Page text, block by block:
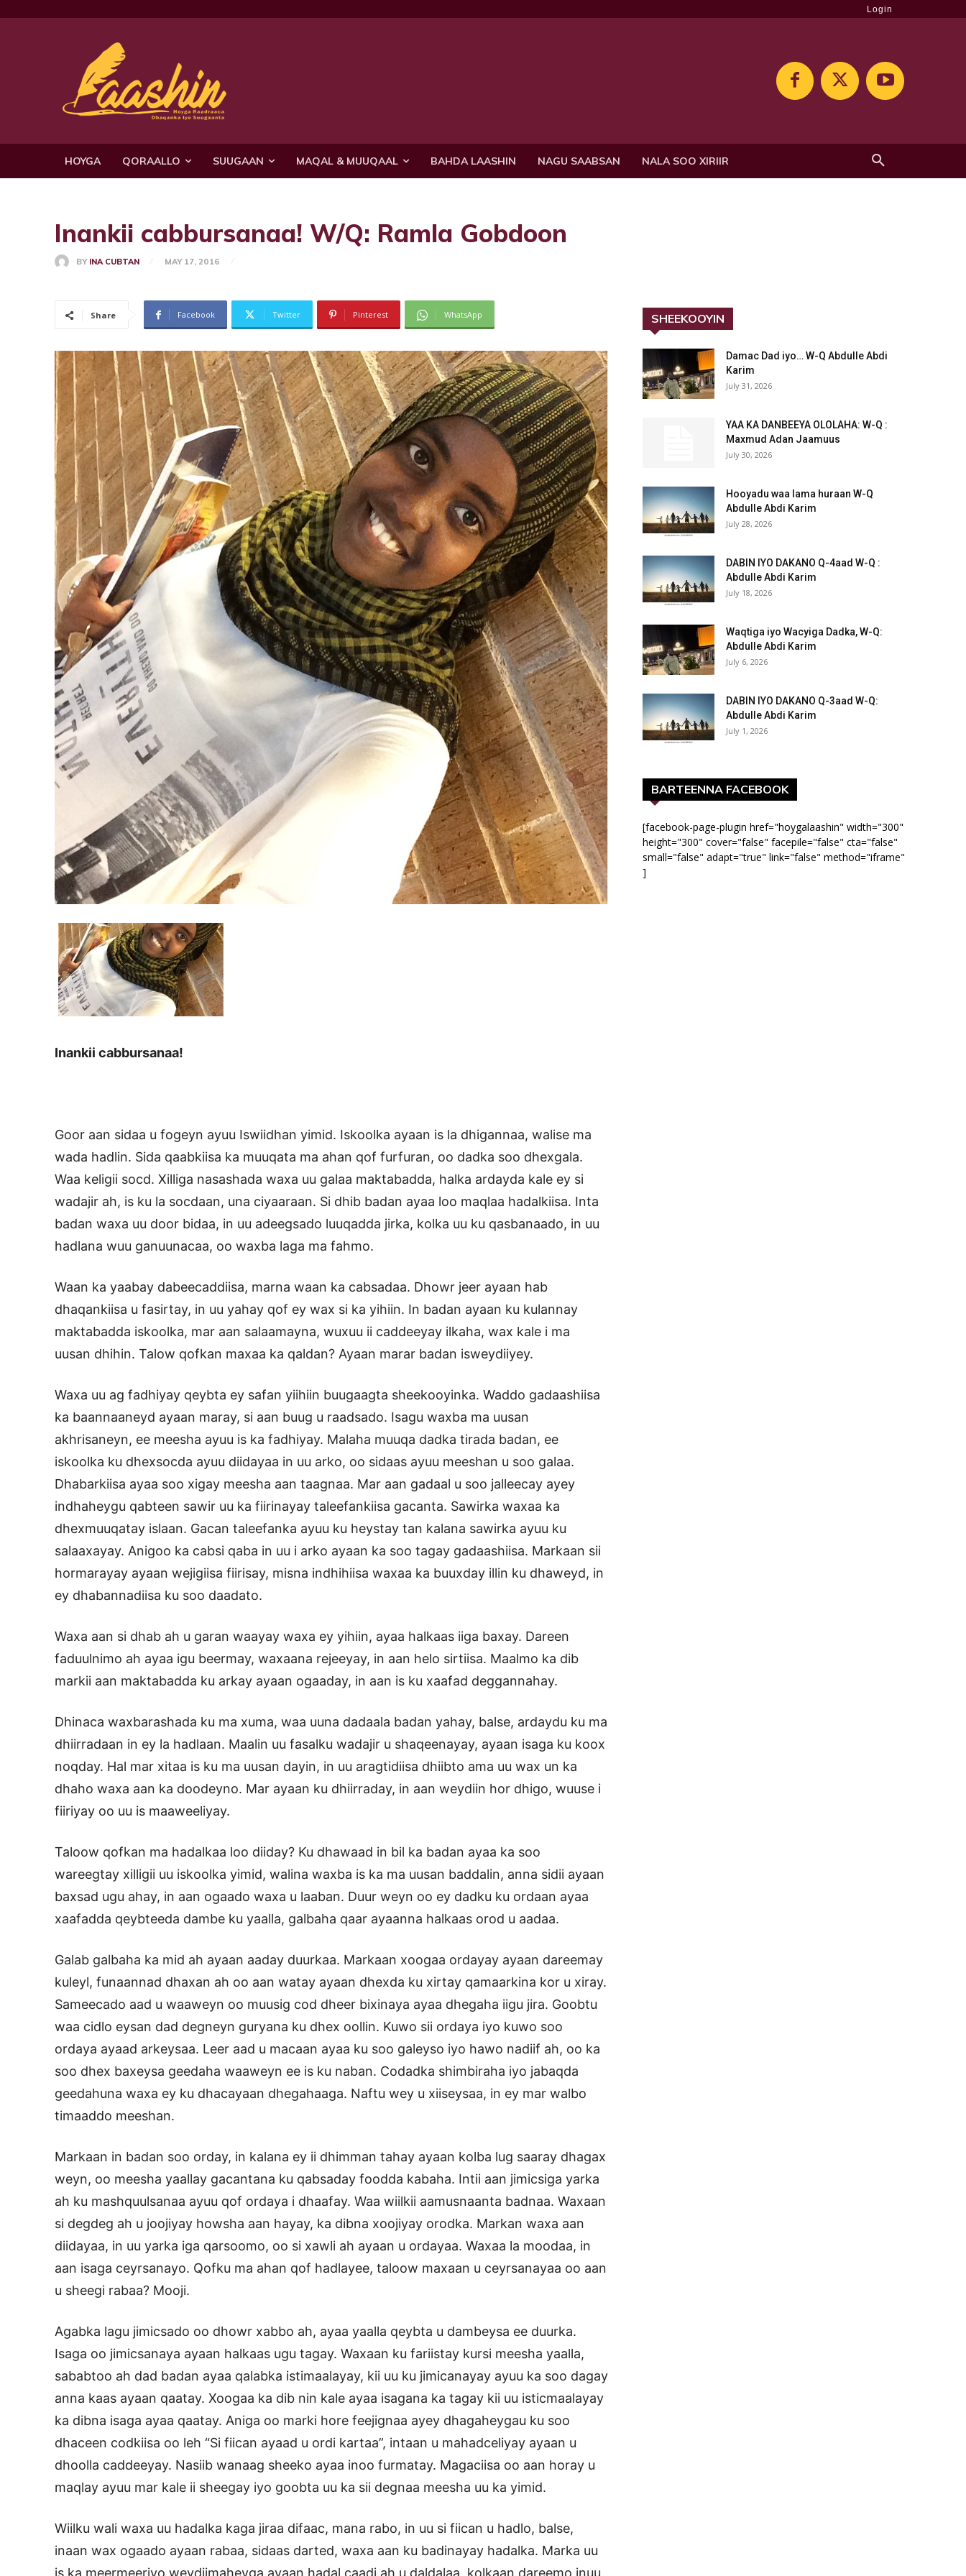
Login
HOYGA QORAALLO SUUGAAN MAQAL & MUUQAAL BAHDA LAASHIN NAGU SAABSAN NALA SOO XIRIIR
Inankii cabbursanaa! W/Q: Ramla Gobdoon
BY INA CUBTAN MAY 17, 2016
Share Facebook Twitter Pinterest WhatsApp
Inankii cabbursanaa!
Goor aan sidaa u fogeyn ayuu Iswiidhan yimid. Iskoolka ayaan is la dhigannaa, walise ma
wada hadlin. Sida qaabkiisa ka muuqata ma ahan qof furfuran, oo dadka soo dhexgala.
Waa keligii socd. Xilliga nasashada waxa uu galaa maktabadda, halka ardayda kale ey si
wadajir ah, is ku la socdaan, una ciyaaraan. Si dhib badan ayaa loo maqlaa hadalkiisa. Inta
badan waxa uu door bidaa, in uu adeegsado luuqadda jirka, kolka uu ku qasbanaado, in uu
hadlana wuu ganuunacaa, oo waxba laga ma fahmo.
Waan ka yaabay dabeecaddiisa, marna waan ka cabsadaa. Dhowr jeer ayaan hab
dhaqankiisa u fasirtay, in uu yahay qof ey wax si ka yihiin. In badan ayaan ku kulannay
maktabadda iskoolka, mar aan salaamayna, wuxuu ii caddeeyay ilkaha, wax kale i ma
uusan dhihin. Talow qofkan maxaa ka qaldan? Ayaan marar badan isweydiiyey.
Waxa uu ag fadhiyay qeybta ey safan yiihiin buugaagta sheekooyinka. Waddo gadaashiisa
ka baannaaneyd ayaan maray, si aan buug u raadsado. Isagu waxba ma uusan
akhrisaneyn, ee meesha ayuu is ka fadhiyay. Malaha muuqa dadka tirada badan, ee
iskoolka ku dhexsocda ayuu diidayaa in uu arko, oo sidaas ayuu meeshan u soo galaa.
Dhabarkiisa ayaa soo xigay meesha aan taagnaa. Mar aan gadaal u soo jalleecay ayey
indhaheygu qabteen sawir uu ka fiirinayay taleefankiisa gacanta. Sawirka waxaa ka
dhexmuuqatay islaan. Gacan taleefanka ayuu ku heystay tan kalana sawirka ayuu ku
salaaxayay. Anigoo ka cabsi qaba in uu i arko ayaan ka soo tagay gadaashiisa. Markaan sii
hormarayay ayaan wejigiisa fiirisay, misna indhihiisa waxaa ka buuxday illin ku dhaweyd, in
ey dhabannadiisa ku soo daadato.
Waxa aan si dhab ah u garan waayay waxa ey yihiin, ayaa halkaas iiga baxay. Dareen
faduulnimo ah ayaa igu beermay, waxaana rejeeyay, in aan helo sirtiisa. Maalmo ka dib
markii aan maktabadda ku arkay ayaan ogaaday, in aan is ku xaafad deggannahay.
Dhinaca waxbarashada ku ma xuma, waa uuna dadaala badan yahay, balse, ardaydu ku ma
dhiirradaan in ey la hadlaan. Maalin uu fasalku wadajir u shaqeenayay, ayaan isaga ku koox
noqday. Hal mar xitaa is ku ma uusan dayin, in uu aragtidiisa dhiibto ama uu wax un ka
dhaho waxa aan ka doodeyno. Mar ayaan ku dhiirraday, in aan weydiin hor dhigo, wuuse i
fiiriyay oo uu is maaweeliyay.
Taloow qofkan ma hadalkaa loo diiday? Ku dhawaad in bil ka badan ayaa ka soo
wareegtay xilligii uu iskoolka yimid, walina waxba is ka ma uusan baddalin, anna sidii ayaan
baxsad ugu ahay, in aan ogaado waxa u laaban. Duur weyn oo ey dadku ku ordaan ayaa
xaafadda qeybteeda dambe ku yaalla, galbaha qaar ayaanna halkaas orod u aadaa.
Galab galbaha ka mid ah ayaan aaday duurkaa. Markaan xoogaa ordayay ayaan dareemay
kuleyl, funaannad dhaxan ah oo aan watay ayaan dhexda ku xirtay qamaarkina kor u xiray.
Sameecado aad u waaweyn oo muusig cod dheer bixinaya ayaa dhegaha iigu jira. Goobtu
waa cidlo eysan dad degneyn guryana ku dhex oollin. Kuwo sii ordaya iyo kuwo soo
ordaya ayaad arkeysaa. Leer aad u macaan ayaa ku soo galeyso iyo hawo nadiif ah, oo ka
soo dhex baxeysa geedaha waaweyn ee is ku naban. Codadka shimbiraha iyo jabaqda
geedahuna waxa ey ku dhacayaan dhegahaaga. Naftu wey u xiiseysaa, in ey mar walbo
timaaddo meeshan.
Markaan in badan soo orday, in kalana ey ii dhimman tahay ayaan kolba lug saaray dhagax
weyn, oo meesha yaallay gacantana ku qabsaday foodda kabaha. Intii aan jimicsiga yarka
ah ku mashquulsanaa ayuu qof ordaya i dhaafay. Waa wiilkii aamusnaanta badnaa. Waxaan
si degdeg ah u joojiyay howsha aan hayay, ka dibna xoojiyay orodka. Markan waxa aan
diidayaa, in uu yarka iga qarsoomo, oo si xawli ah ayaan u ordayaa. Waxaa la moodaa, in
aan isaga ceyrsanayo. Qofku ma ahan qof hadlayee, taloow maxaan u ceyrsanayaa oo aan
u sheegi rabaa? Mooji.
Agabka lagu jimicsado oo dhowr xabbo ah, ayaa yaalla qeybta u dambeysa ee duurka.
Isaga oo jimicsanaya ayaan halkaas ugu tagay. Waxaan ku fariistay kursi meesha yaalla,
sababtoo ah dad badan ayaa qalabka istimaalayay, kii uu ku jimicanayay ayuu ka soo dagay
anna kaas ayaan qaatay. Xoogaa ka dib nin kale ayaa isagana ka tagay kii uu isticmaalayay
ka dibna isaga ayaa qaatay. Aniga oo marki hore feejignaa ayey dhagaheygau ku soo
dhaceen codkiisa oo leh “Si fiican ayaad u ordi kartaa”, intaan u mahadceliyay ayaan u
dhoolla caddeeyay. Nasiib wanaag sheeko ayaa inoo furmatay. Magaciisa oo aan horay u
maqlay ayuu mar kale ii sheegay iyo goobta uu ka sii degnaa meesha uu ka yimid.
Wiilku wali waxa uu hadalka kaga jiraa difaac, mana rabo, in uu si fiican u hadlo, balse,
inaan wax ogaado ayaan rabaa, sidaas darted, waxa aan ku badinayay hadalka. Marka uu
SHEEKOOYIN
Damac Dad iyo… W-Q Abdulle Abdi
Karim
July 31, 2026
YAA KA DANBEEYA OLOLAHA: W-Q :
Maxmud Adan Jaamuus
July 30, 2026
Hooyadu waa lama huraan W-Q
Abdulle Abdi Karim
July 28, 2026
DABIN IYO DAKANO Q-4aad W-Q :
Abdulle Abdi Karim
July 18, 2026
Waqtiga iyo Wacyiga Dadka, W-Q:
Abdulle Abdi Karim
July 6, 2026
DABIN IYO DAKANO Q-3aad W-Q:
Abdulle Abdi Karim
July 1, 2026
BARTEENNA FACEBOOK
[facebook-page-plugin href="hoygalaashin" width="300"
height="300" cover="false" facepile="false" cta="false"
small="false" adapt="true" link="false" method="iframe"
]